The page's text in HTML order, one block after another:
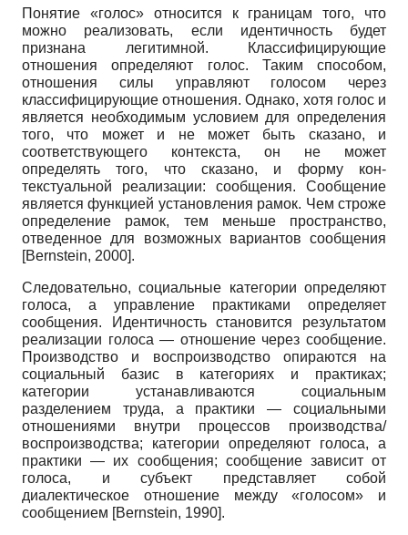
Понятие «голос» относится к границам того, что
можно реализовать, если идентичность будет
признана легитимной. Классифицирующие
отношения определяют голос. Таким способом,
отношения силы управляют голосом через
классифицирующие отношения. Однако, хотя голос и
является необходимым условием для определения
того, что может и не может быть сказано, и
соответствующего контекста, он не может
определять того, что сказано, и форму кон­
текстуальной реализации: сообщения. Сообщение
является функцией установления рамок. Чем строже
определение рамок, тем меньше пространство,
отведенное для возможных вариантов сообщения
[Bernstein, 2000].
Следовательно, социальные категории определяют
голоса, а управление практиками определяет
сообщения. Идентичность становится результатом
реализации голоса— отношение через сообщение.
Производство и воспроизводство опираются на
социальный базис в категориях и практиках;
категории устанавливаются социальным
разделением труда, а практики—социальными
отношениями внутри процессов производства/
воспроизводства; категории определяют голоса, а
практики— их сообщения; сообщение зависит от
голоса, и субъект представляет собой
диалектическое отношение между «голосом» и
сообщением [Bernstein, 1990].